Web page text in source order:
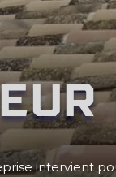
intervient